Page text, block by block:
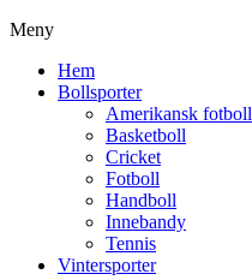
Meny
Hem
Bollsporter
Amerikansk fotboll
Basketboll
Cricket
Fotboll
Handboll
Innebandy
Tennis
Vintersporter